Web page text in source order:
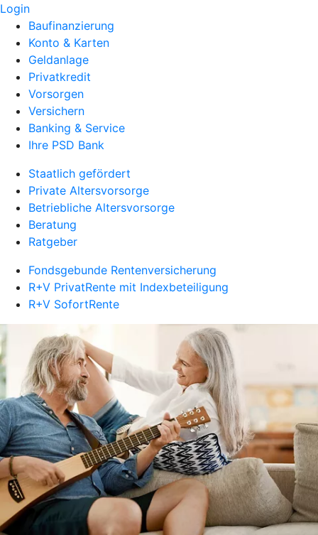
Login
Baufinanzierung
Konto & Karten
Geldanlage
Privatkredit
Vorsorgen
Versichern
Banking & Service
Ihre PSD Bank
Staatlich gefördert
Private Altersvorsorge
Betriebliche Altersvorsorge
Beratung
Ratgeber
Fondsgebunde Rentenversicherung
R+V PrivatRente mit Indexbeteiligung
R+V SofortRente